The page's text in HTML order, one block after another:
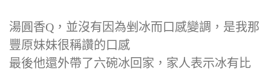
湯圓香Q，並沒有因為剉冰而口感變調，是我那
豐原妹妹很稱讚的口感
最後他還外帶了六碗冰回家，家人表示冰有比